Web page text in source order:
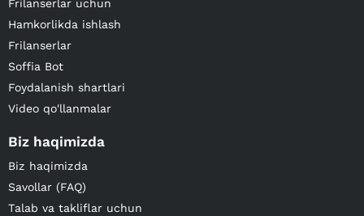
Frilanserlar uchun
Hamkorlikda ishlash
Frilanserlar
Soffia Bot
Foydalanish shartlari
Video qo'llanmalar
Biz haqimizda
Biz haqimizda
Savollar (FAQ)
Talab va takliflar uchun